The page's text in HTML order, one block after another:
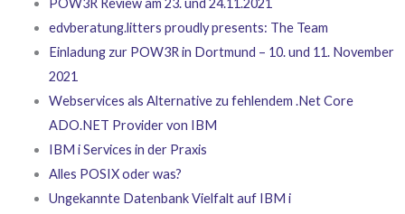
POW3R Review am 23. und 24.11.2021
edvberatung.litters proudly presents: The Team
Einladung zur POW3R in Dortmund – 10. und 11. November
2021
Webservices als Alternative zu fehlendem .Net Core
ADO.NET Provider von IBM
IBM i Services in der Praxis
Alles POSIX oder was?
Ungekannte Datenbank Vielfalt auf IBM i